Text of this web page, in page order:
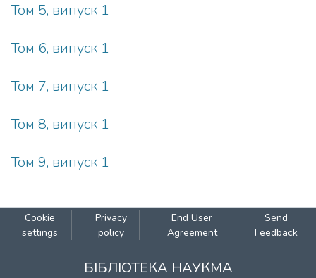
Том 5, випуск 1
Том 6, випуск 1
Том 7, випуск 1
Том 8, випуск 1
Том 9, випуск 1
Cookie
settings
Privacy
policy
End User
Agreement
Send
Feedback
БІБЛІОТЕКА НАУКМА